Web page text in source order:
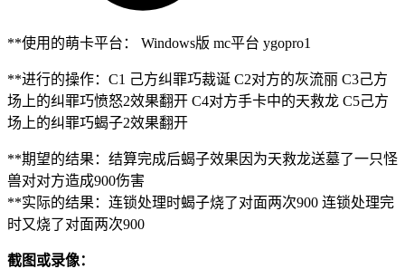
**使用的萌卡平台： Windows版 mc平台 ygopro1
**进行的操作：C1 己方纠罪巧裁诞 C2对方的灰流丽 C3己方
场上的纠罪巧愤怒2效果翻开 C4对方手卡中的天救龙 C5己方
场上的纠罪巧蝎子2效果翻开
**期望的结果：结算完成后蝎子效果因为天救龙送墓了一只怪
兽对对方造成900伤害
**实际的结果：连锁处理时蝎子烧了对面两次900 连锁处理完
时又烧了对面两次900
截图或录像：